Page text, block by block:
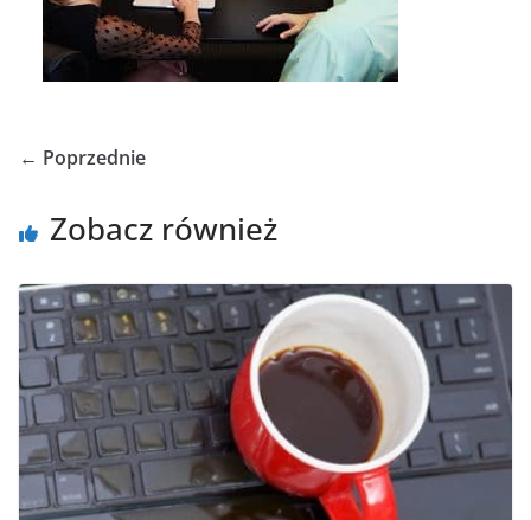
← Poprzednie
Zobacz również